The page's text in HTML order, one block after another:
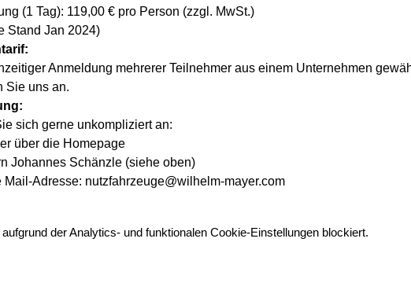
(1 Tag): 119,00 € pro Person (zzgl. MwSt.)
Stand Jan 2024)
Anmeldung mehrerer Teilnehmer aus einem Unternehmen
Sie uns an.
sich gerne unkompliziert an:
über die Homepage
Johannes Schänzle (siehe oben)
Mail-Adresse: nutzfahrzeuge@wilhelm-mayer.com
der Analytics- und funktionalen Cookie-Einstellungen blockiert.